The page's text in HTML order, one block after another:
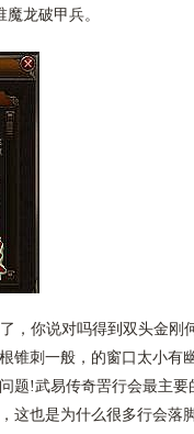
龙破甲兵。
，你说对吗得到双头金刚
锥刺一般，的窗口太小有
题!武易传奇罟行会最主
这也是为什么很多行会落